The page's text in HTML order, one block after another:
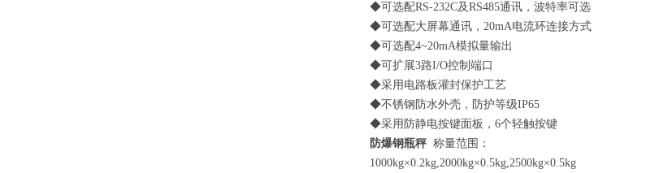
◆可选配RS-232C及RS485通讯，波特率可选
◆可选配大屏幕通讯，20mA电流环连接方式
◆可选配4~20mA模拟量输出
◆可扩展3路I/O控制端口
◆采用电路板灌封保护工艺
◆不锈钢防水外壳，防护等级IP65
◆采用防静电按键面板，6个轻触按键
防爆钢瓶秤 称量范围：
1000kg×0.2kg,2000kg×0.5kg,2500kg×0.5kg